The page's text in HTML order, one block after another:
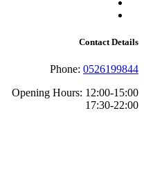
Contact Details
Phone: 0526199844
Opening Hours: 12:00-15:00
17:30-22:00